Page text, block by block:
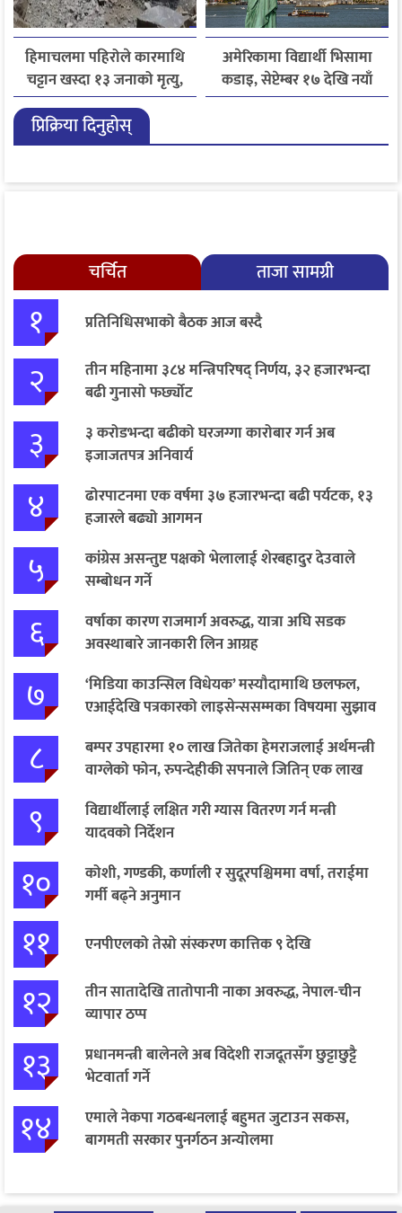
हिमाचलमा पहिरोले कारमाथि
चट्टान खस्दा १३ जनाको मृत्यु,
दुई घाइते
अमेरिकामा विद्यार्थी भिसामा
कडाइ, सेप्टेम्बर १७ देखि नयाँ
नियम लागू
प्रिक्रिया दिनुहोस्
चर्चित ताजा सामग्री
१ प्रतिनिधिसभाको बैठक आज बस्दै
२
तीन महिनामा ३८४ मन्त्रिपरिषद् निर्णय, ३२ हजारभन्दा
बढी गुनासो फर्छ्योट
३
३ करोडभन्दा बढीको घरजग्गा कारोबार गर्न अब
इजाजतपत्र अनिवार्य
४
ढोरपाटनमा एक वर्षमा ३७ हजारभन्दा बढी पर्यटक, १३
हजारले बढ्यो आगमन
५
कांग्रेस असन्तुष्ट पक्षको भेलालाई शेरबहादुर देउवाले
सम्बोधन गर्ने
६
वर्षाका कारण राजमार्ग अवरुद्ध, यात्रा अघि सडक
अवस्थाबारे जानकारी लिन आग्रह
७
‘मिडिया काउन्सिल विधेयक’ मस्यौदामाथि छलफल,
एआईदेखि पत्रकारको लाइसेन्ससम्मका विषयमा सुझाव
८
बम्पर उपहारमा १० लाख जितेका हेमराजलाई अर्थमन्त्री
वाग्लेको फोन, रुपन्देहीकी सपनाले जितिन् एक लाख
९
विद्यार्थीलाई लक्षित गरी ग्यास वितरण गर्न मन्त्री
यादवको निर्देशन
१०
कोशी, गण्डकी, कर्णाली र सुदूरपश्चिममा वर्षा, तराईमा
गर्मी बढ्ने अनुमान
११ एनपीएलको तेस्रो संस्करण कात्तिक ९ देखि
१२
तीन सातादेखि तातोपानी नाका अवरुद्ध, नेपाल-चीन
व्यापार ठप्प
१३
प्रधानमन्त्री बालेनले अब विदेशी राजदूतसँग छुट्टाछुट्टै
भेटवार्ता गर्ने
१४
एमाले नेकपा गठबन्धनलाई बहुमत जुटाउन सकस,
बागमती सरकार पुनर्गठन अन्योलमा